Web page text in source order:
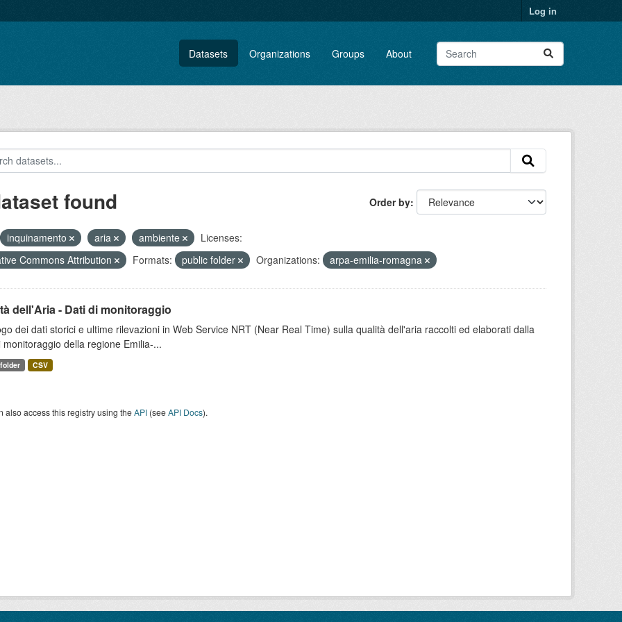
Log in
Datasets Organizations Groups About
Order by
found
inquinamento aria ambiente
Licenses:
Commons Attribution
Formats: public folder Organizations: arpa-emilia-romagna
dell'Aria - Dati di monitoraggio
dei dati storici e ultime rilevazioni in Web Service NRT (Near Real Time) sulla qualità dell'aria raccolti ed elaborati dalla
monitoraggio della regione Emilia-...
CSV
also access this registry using theAPI(seeAPI Docs).